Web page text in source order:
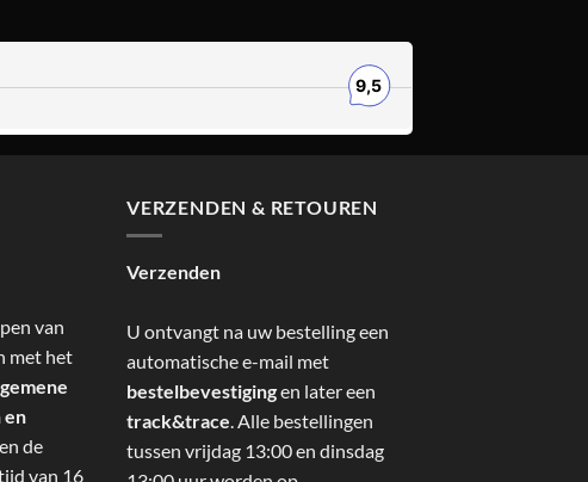
van
met het
en
en de
van 16
VERZENDEN & RETOUREN
Verzenden
U ontvangt na uw bestelling een
automatische e-mail met
bestelbevestigingen later een
track&trace. Alle bestellingen
tussen vrijdag 13:00 en dinsdag